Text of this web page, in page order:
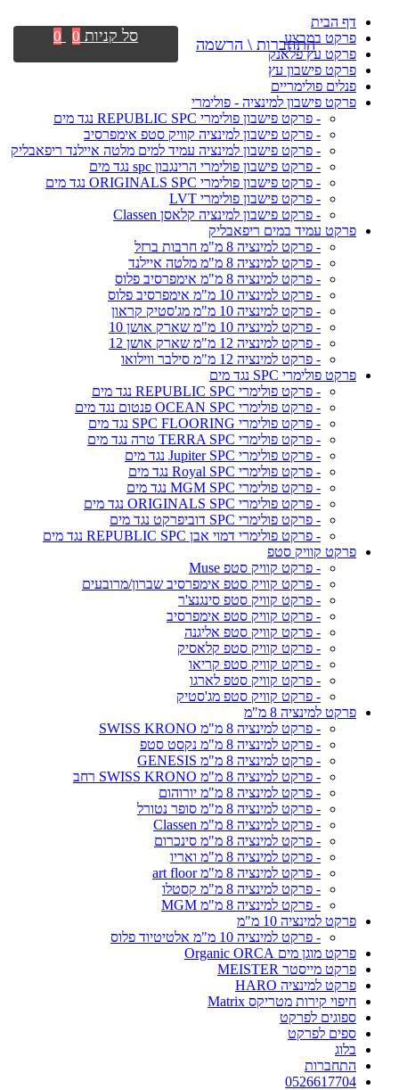
דף הבית
פרקט במבצע
פרקט עץ פלאנק
פרקט פישבון עץ
פנלים פולימריים
פרקט פישבון למינציה - פולימרי
- פרקט פישבון פולימרי REPUBLIC SPC נגד מים
- פרקט פישבון למינציה קוויק סטפ אימפרסיב
- פרקט פישבון למינציה עמיד למים מלטה איילנד ריפאבליק
- פרקט פישבון פולימרי הרינגבון spc נגד מים
- פרקט פישבון פולימרי ORIGINALS SPC נגד מים
- פרקט פישבון פולימרי LVT
- פרקט פישבון למינציה קלאסן Classen
פרקט עמיד במים ריפאבליק
- פרקט למינציה 8 מ"מ חרבות ברזל
- פרקט למינציה 8 מ"מ מלטה איילנד
- פרקט למינציה 8 מ"מ אימפרסיב פלוס
- פרקט למינציה 10 מ"מ אימפרסיב פלוס
- פרקט למינציה 10 מ"מ מג'סטיק קראון
- פרקט למינציה 10 מ"מ שארק אושן 10
- פרקט למינציה 12 מ"מ שארק אושן 12
- פרקט למינציה 12 מ"מ סילבר ווילואו
פרקט פולימרי SPC נגד מים
- פרקט פולימרי REPUBLIC SPC נגד מים
- פרקט פולימרי OCEAN SPC פנטום נגד מים
- פרקט פולימרי SPC FLOORING נגד מים
- פרקט פולימרי TERRA SPC טרה נגד מים
- פרקט פולימרי Jupiter SPC נגד מים
- פרקט פולימרי Royal SPC נגד מים
- פרקט פולימרי MGM SPC נגד מים
- פרקט פולימרי ORIGINALS SPC נגד מים
- פרקט פולימרי SPC דוביפרקט נגד מים
- פרקט פולימרי דמוי אבן REPUBLIC SPC נגד מים
פרקט קוויק סטפ
- פרקט קוויק סטפ Muse
- פרקט קוויק סטפ אימפרסיב שברון/מרובעים
- פרקט קוויק סטפ סינגנצ'ר
- פרקט קוויק סטפ אימפרסיב
- פרקט קוויק סטפ אליגנה
- פרקט קוויק סטפ קלאסיק
- פרקט קוויק סטפ קריאו
- פרקט קוויק סטפ לארגו
- פרקט קוויק סטפ מג'סטיק
פרקט למינציה 8 מ"מ
- פרקט למינציה 8 מ"מ SWISS KRONO
- פרקט למינציה 8 מ"מ נקסט סטפ
- פרקט למינציה 8 מ"מ GENESIS
- פרקט למינציה 8 מ"מ SWISS KRONO רחב
- פרקט למינציה 8 מ"מ יורוהום
- פרקט למינציה 8 מ"מ סופר נטורל
- פרקט למינציה 8 מ"מ Classen
- פרקט למינציה 8 מ"מ סינכרום
- פרקט למינציה 8 מ"מ ואריו
- פרקט למינציה 8 מ"מ art floor
- פרקט למינציה 8 מ"מ קסטלו
- פרקט למינציה 8 מ"מ MGM
פרקט למינציה 10 מ"מ
- פרקט למינציה 10 מ"מ אלטיטיוד פלוס
פרקט מוגן מים Organic ORCA
פרקט מייסטר MEISTER
פרקט למינציה HARO
חיפוי קירות מטריקס Matrix
ספוגים לפרקט
ספים לפרקט
בלוג
התחברות
0526617704
התחברות \ הרשמה סל קניות 0
0